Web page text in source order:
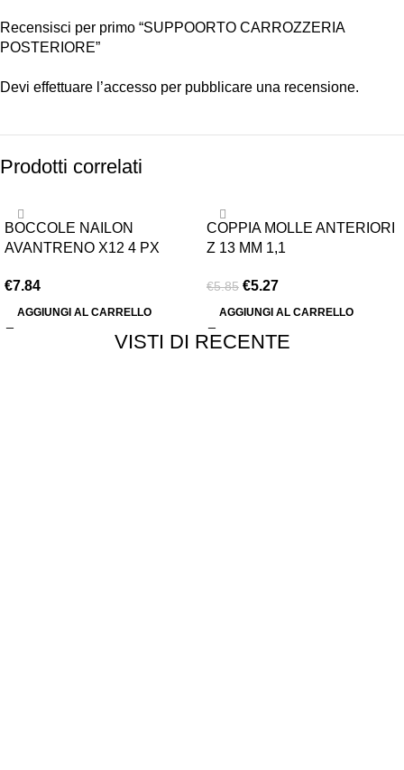
Recensisci per primo “SUPPOORTO CARROZZERIA
POSTERIORE”
Devi effettuare l’accesso per pubblicare una recensione.
Prodotti correlati
BOCCOLE NAILON
AVANTRENO X12 4 PX
€7.84
AGGIUNGI AL CARRELLO
-10%
COPPIA MOLLE ANTERIORI
Z 13 MM 1,1
€5.85 €5.27
AGGIUNGI AL CARRELLO
VISTI DI RECENTE